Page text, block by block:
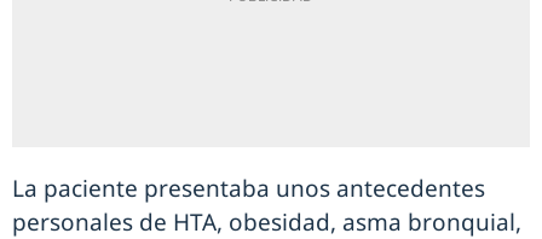
La paciente presentaba unos antecedentes
personales de HTA, obesidad, asma bronquial,